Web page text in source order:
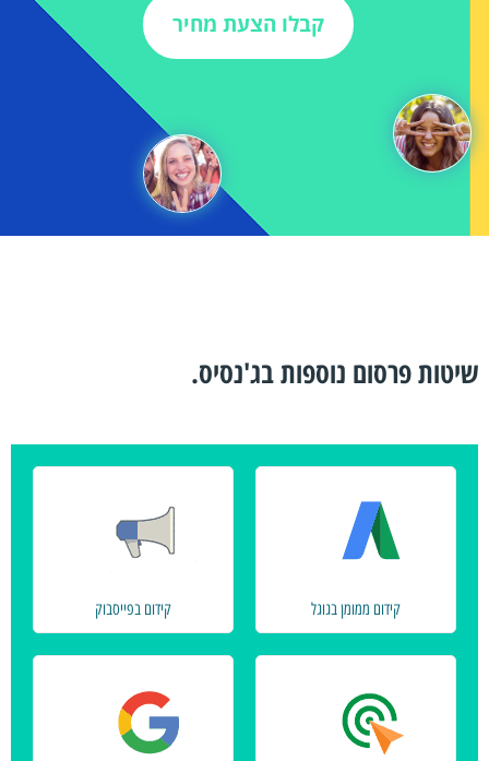
קבלו הצעת מחיר
שיטות פרסום נוספות בג'נסיס.
קידום ממומן בגוגל קידום בפייסבוק